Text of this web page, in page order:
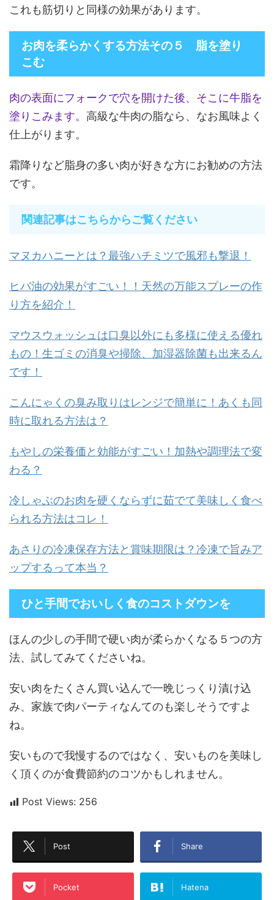
これも筋切りと同様の効果があります。
お肉を柔らかくする方法その５ 脂を塗り
こむ
肉の表面にフォークで穴を開けた後、そこに牛脂を
塗りこみます。 高級な牛肉の脂なら、なお風味よく
仕上がります。
霜降りなど脂身の多い肉が好きな方にお勧めの方法
です。
関連記事はこちらからご覧ください
マヌカハニーとは？最強ハチミツで風邪も撃退！
ヒバ油の効果がすごい！！天然の万能スプレーの作
り方を紹介！
マウスウォッシュは口臭以外にも多様に使える優れ
もの！生ゴミの消臭や掃除、加湿器除菌も出来るん
です！
こんにゃくの臭み取りはレンジで簡単に！あくも同
時に取れる方法は？
もやしの栄養価と効能がすごい！加熱や調理法で変
わる？
冷しゃぶのお肉を硬くならずに茹でて美味しく食べ
られる方法はコレ！
あさりの冷凍保存方法と賞味期限は？冷凍で旨みア
ップするって本当？
ひと手間でおいしく食のコストダウンを
ほんの少しの手間で硬い肉が柔らかくなる５つの方
法、試してみてくださいね。
安い肉をたくさん買い込んで一晩じっくり漬け込
み、家族で肉パーティなんてのも楽しそうですよ
ね。
安いもので我慢するのではなく、安いものを美味し
く頂くのが食費節約のコツかもしれません。
Post Views: 256
Post Share
Pocket Hatena